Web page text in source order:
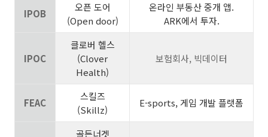
IPOB
오픈 도어
(Open door)
온라인 부동산 중개 앱.
ARK에서 투자.
IPOC
클로버 헬스
(Clover
Health)
보험회사, 빅데이터
FEAC
스킬즈
(Skillz)
E-sports, 게임 개발 플랫폼
골든너겟